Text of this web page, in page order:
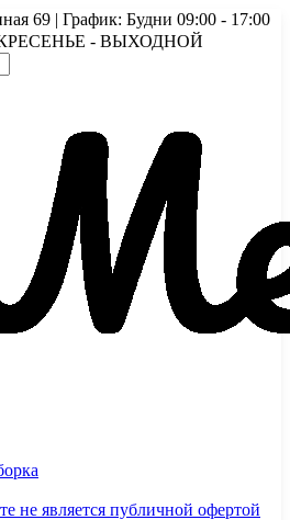
69 | График: Будни 09:00 - 17:00
- ВЫХОДНОЙ
не является публичной офертой